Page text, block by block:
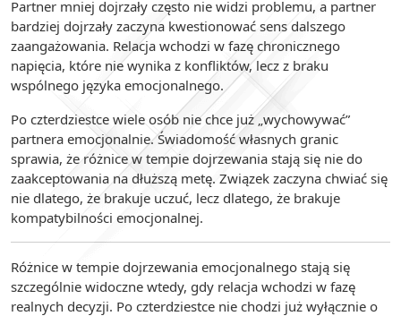
Partner mniej dojrzały często nie widzi problemu, a partner
bardziej dojrzały zaczyna kwestionować sens dalszego
zaangażowania. Relacja wchodzi w fazę chronicznego
napięcia, które nie wynika z konfliktów, lecz z braku
wspólnego języka emocjonalnego.
Po czterdziestce wiele osób nie chce już „wychowywać”
partnera emocjonalnie. Świadomość własnych granic
sprawia, że różnice w tempie dojrzewania stają się nie do
zaakceptowania na dłuższą metę. Związek zaczyna chwiać się
nie dlatego, że brakuje uczuć, lecz dlatego, że brakuje
kompatybilności emocjonalnej.
Różnice w tempie dojrzewania emocjonalnego stają się
szczególnie widoczne wtedy, gdy relacja wchodzi w fazę
realnych decyzji. Po czterdziestce nie chodzi już wyłącznie o